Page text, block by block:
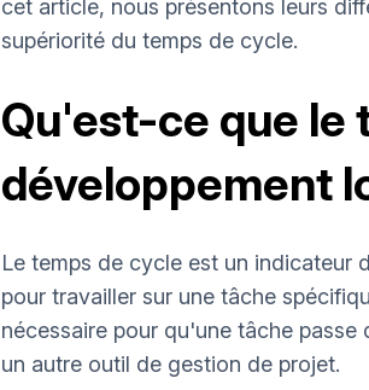
cet article, nous présentons leurs
supériorité du temps de cycle.
Qu'est-ce que le
développement
Le temps de cycle est un indicateur
pour travailler sur une tâche
nécessaire pour qu'une tâche passe
un autre outil de gestion de projet.